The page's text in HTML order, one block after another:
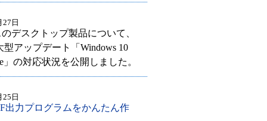
27日
デスクトップ製品について、
型アップデート「Windows 10
」の対応状況を公開しました。
25日
出力プログラムをかんたん作